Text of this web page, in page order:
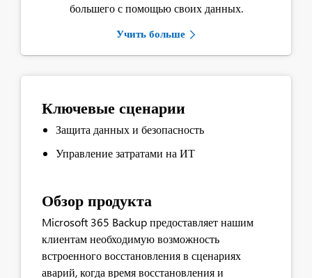
большего с помощью своих данных.
Учить больше
Ключевые сценарии
Защита данных и безопасность
Управление затратами на ИТ
Обзор продукта
Microsoft 365 Backup предоставляет нашим
клиентам необходимую возможность
встроенного восстановления в сценариях
аварий, когда время восстановления и